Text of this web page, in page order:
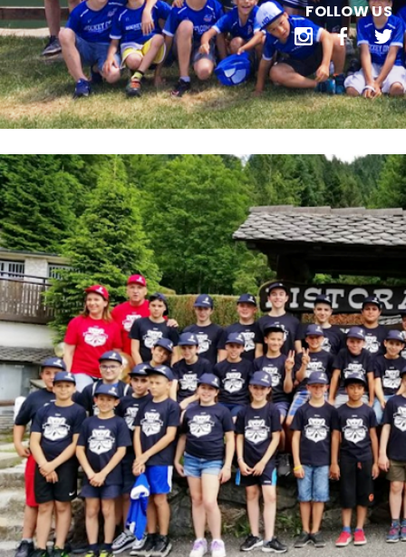
FOLLOW US